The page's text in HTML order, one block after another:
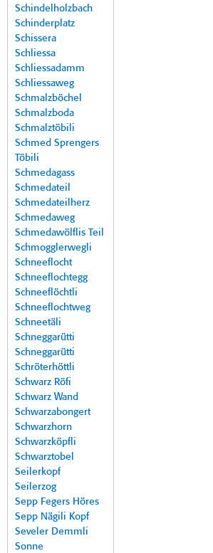
Schindelholzbach
Schinderplatz
Schissera
Schliessa
Schliessadamm
Schliessaweg
Schmalzböchel
Schmalzboda
Schmalztöbili
Schmed Sprengers
Töbili
Schmedagass
Schmedateil
Schmedateilherz
Schmedaweg
Schmedawölflis Teil
Schmogglerwegli
Schneeflocht
Schneeflochtegg
Schneeflöchtli
Schneeflochtweg
Schneetäli
Schneggarütti
Schneggarütti
Schröterhöttli
Schwarz Röfi
Schwarz Wand
Schwarzabongert
Schwarzhorn
Schwarzköpfli
Schwarztobel
Seilerkopf
Seilerzog
Sepp Fegers Höres
Sepp Nägili Kopf
Seveler Demmli
Sonne